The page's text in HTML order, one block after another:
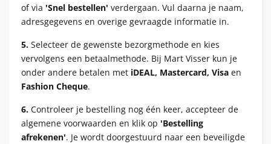
of via 'Snel bestellen' verdergaan. Vul daarna je naam,
adresgegevens en overige gevraagde informatie in.
5. Selecteer de gewenste bezorgmethode en kies
vervolgens een betaalmethode. Bij Mart Visser kun je
onder andere betalen met iDEAL, Mastercard, Visa en
Fashion Cheque.
6. Controleer je bestelling nog één keer, accepteer de
algemene voorwaarden en klik op 'Bestelling
afrekenen'. Je wordt doorgestuurd naar een beveiligde